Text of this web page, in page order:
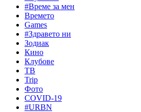
#Време за мен
Времето
Games
#Здравето ни
Зодиак
Кино
Клубове
ТВ
Trip
Фото
COVID-19
#URBN